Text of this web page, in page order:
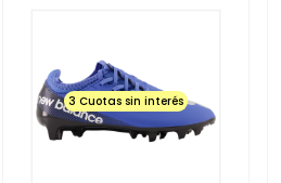
3 Cuotas sin interés